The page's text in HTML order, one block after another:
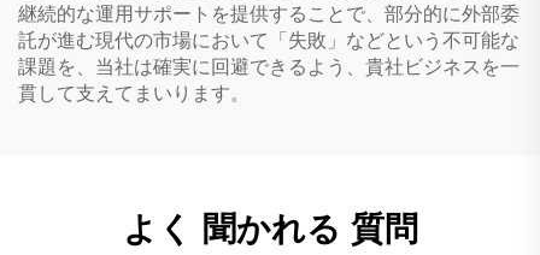
継続的な運用サポートを提供することで、部分的に外部委
託が進む現代の市場において「失敗」などという不可能な
課題を、当社は確実に回避できるよう、貴社ビジネスを一
貫して支えてまいります。
よく 聞かれる 質問